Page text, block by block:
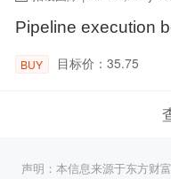
Pipeline execution
BUY 目标价：35.75
声明：本信息来源于东方财